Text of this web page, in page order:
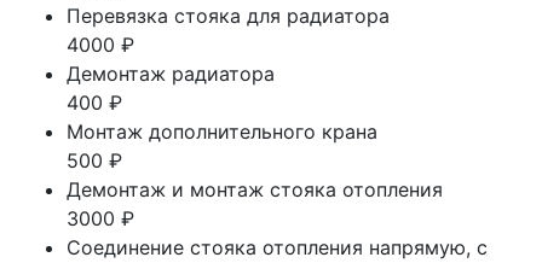
Перевязка стояка для радиатора
4000 ₽
Демонтаж радиатора
400 ₽
Монтаж дополнительного крана
500 ₽
Демонтаж и монтаж стояка отопления
3000 ₽
Соединение стояка отопления напрямую, с